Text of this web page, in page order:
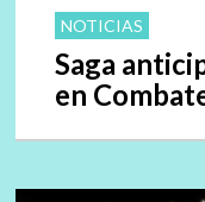
NOTICIAS
Saga
en